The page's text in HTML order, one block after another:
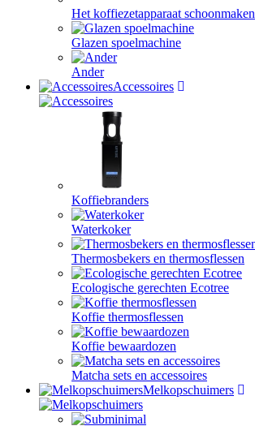
Het koffiezetapparaat schoonmaken
Glazen spoelmachine
Ander
Accessoires
Koffiebranders
Waterkoker
Thermosbekers en thermosflessen
Ecologische gerechten Ecotree
Koffie thermosflessen
Koffie bewaardozen
Matcha sets en accessoires
Melkopschuimers